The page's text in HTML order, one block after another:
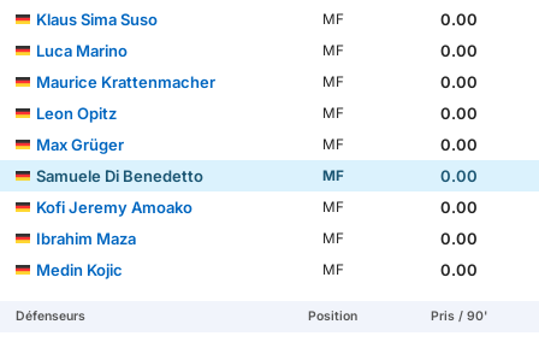
Klaus Sima Suso
MF
0.00
Luca Marino
MF
0.00
Maurice Krattenmacher
MF
0.00
Leon Opitz
MF
0.00
Max Grüger
MF
0.00
Samuele Di Benedetto
MF
0.00
Kofi Jeremy Amoako
MF
0.00
Ibrahim Maza
MF
0.00
Medin Kojic
MF 0.00
Défenseurs Position Pris / 90'